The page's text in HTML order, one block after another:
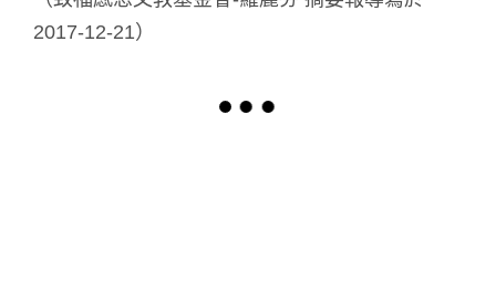
2017-12-21）